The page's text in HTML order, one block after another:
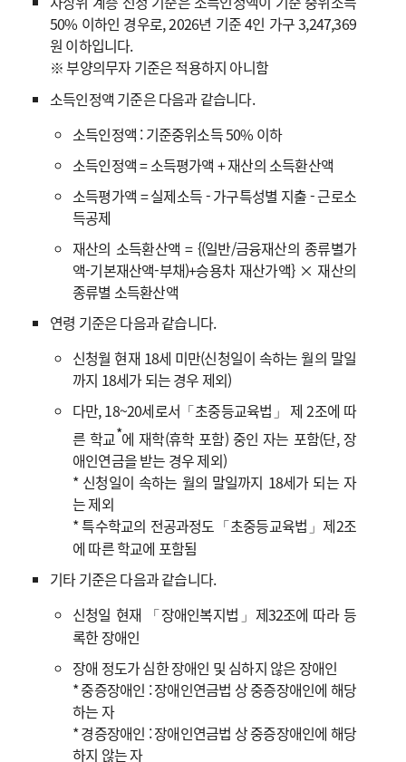
50% 이하인 경우로, 2026년 기준 4인 가구 3,247,369
원 이하입니다.
※ 부양의무자 기준은 적용하지 아니함
소득인정액 기준은 다음과 같습니다.
소득인정액 : 기준중위소득 50% 이하
소득인정액 = 소득평가액 + 재산의 소득환산액
소득평가액 = 실제소득 - 가구특성별 지출 - 근로소
득공제
재산의 소득환산액 = {(일반/금융재산의 종류별가
액-기본재산액-부채)+승용차 재산가액} × 재산의
종류별 소득환산액
연령 기준은 다음과 같습니다.
신청월 현재 18세 미만(신청일이 속하는 월의 말일
까지 18세가 되는 경우 제외)
다만, 18~20세로서「초중등교육법」 제 2조에 따
른 학교*에 재학(휴학 포함) 중인 자는 포함(단, 장
애인연금을 받는 경우 제외)
* 신청일이 속하는 월의 말일까지 18세가 되는 자
는 제외
* 특수학교의 전공과정도「초중등교육법」제2조
에 따른 학교에 포함됨
기타 기준은 다음과 같습니다.
신청일 현재 「장애인복지법」제32조에 따라 등
록한 장애인
장애 정도가 심한 장애인 및 심하지 않은 장애인
* 중증장애인 : 장애인연금법 상 중증장애인에 해당
하는 자
* 경증장애인 : 장애인연금법 상 중증장애인에 해당
하지 않는 자